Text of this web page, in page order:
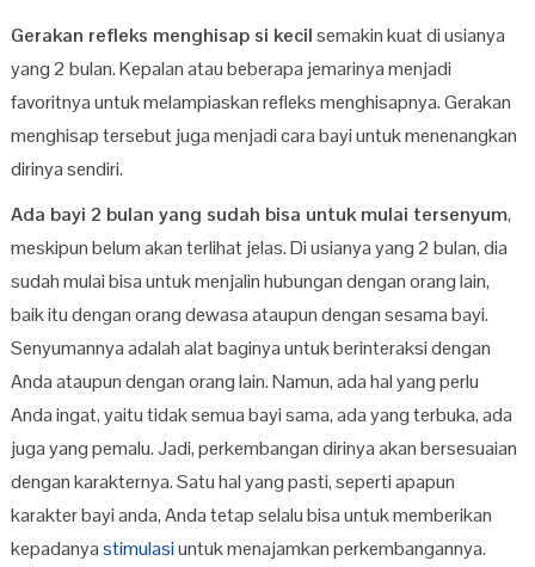
Gerakan refleks menghisap si kecilsemakin kuat di usianya
yang 2 bulan. Kepalan atau beberapa jemarinya menjadi
favoritnya untuk melampiaskan refleks menghisapnya. Gerakan
menghisap tersebut juga menjadi cara bayi untuk menenangkan
dirinya sendiri.
Ada bayi 2 bulan yang sudah bisa untuk mulai tersenyum,
meskipun belum akan terlihat jelas. Di usianya yang 2 bulan, dia
sudah mulai bisa untuk menjalin hubungan dengan orang lain,
baik itu dengan orang dewasa ataupun dengan sesama bayi.
Senyumannya adalah alat baginya untuk berinteraksi dengan
Anda ataupun dengan orang lain. Namun, ada hal yang perlu
Anda ingat, yaitu tidak semua bayi sama, ada yang terbuka, ada
juga yang pemalu. Jadi, perkembangan dirinya akan bersesuaian
dengan karakternya. Satu hal yang pasti, seperti apapun
karakter bayi anda, Anda tetap selalu bisa untuk memberikan
kepadanyastimulasiuntuk menajamkan perkembangannya.